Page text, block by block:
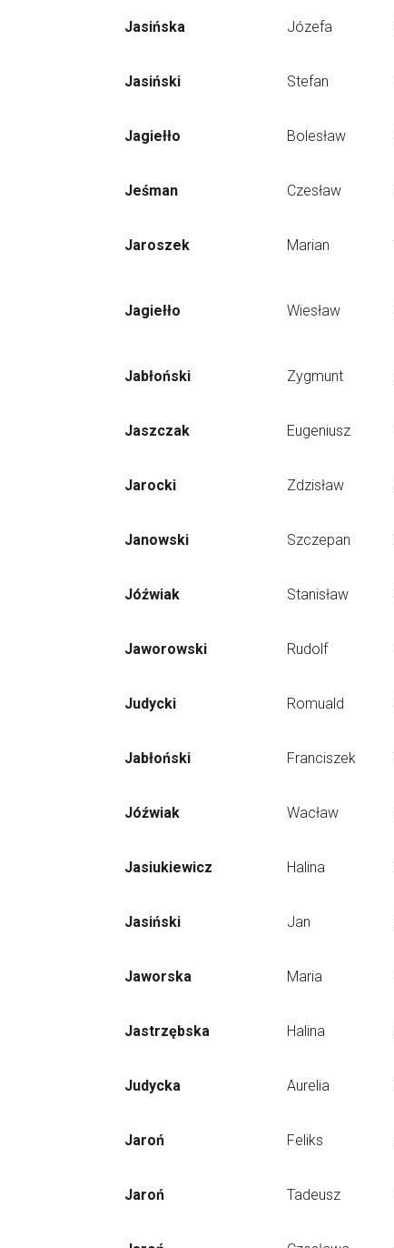
Jasińska Józefa
Jasiński Stefan
Jagiełło Bolesław
Jeśman Czesław
Jaroszek Marian
Jagiełło Wiesław
Jabłoński Zygmunt
Jaszczak Eugeniusz
Jarocki Zdzisław
Janowski Szczepan
Jóźwiak Stanisław
Jaworowski Rudolf
Judycki Romuald
Jabłoński Franciszek
Jóźwiak Wacław
Jasiukiewicz Halina
Jasiński Jan
Jaworska Maria
Jastrzębska Halina
Judycka Aurelia
Jaroń Feliks
Jaroń Tadeusz